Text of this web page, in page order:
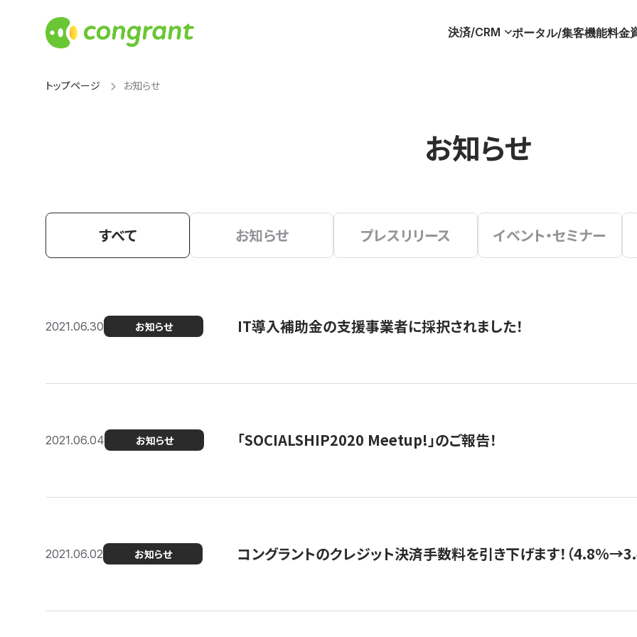
決済/CRM ポータル/集客機能料金
トップページ お知らせ
お知らせ
すべて お知らせ プレスリリース イベント・セミナー
2021.06.30 お知らせ IT導入補助金の支援事業者に採択されました！
2021.06.04 お知らせ 「SOCIALSHIP2020 Meetup!」のご報告！
2021.06.02 お知らせ コングラントのクレジット決済手数料を引き下げます！（